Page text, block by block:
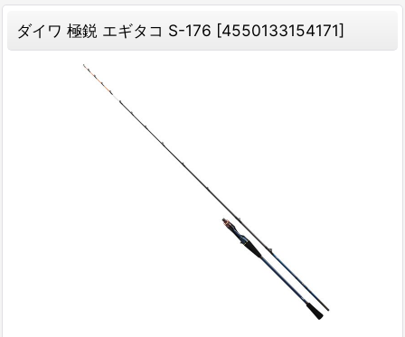
ダイワ 極鋭 エギタコ S-176 [4550133154171]